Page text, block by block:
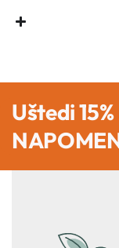
Uštedi 15%